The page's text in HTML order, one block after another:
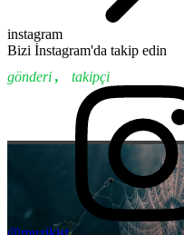
instagram
Bizi İnstagram'da takip edin
gönderi , takipçi